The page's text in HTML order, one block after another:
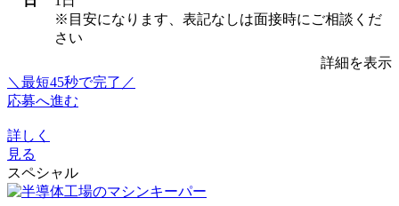
※目安になります、表記なしは面接時にご相談くだ
さい
詳細を表示
＼最短45秒で完了／
応募へ進む
詳しく
見る
スペシャル